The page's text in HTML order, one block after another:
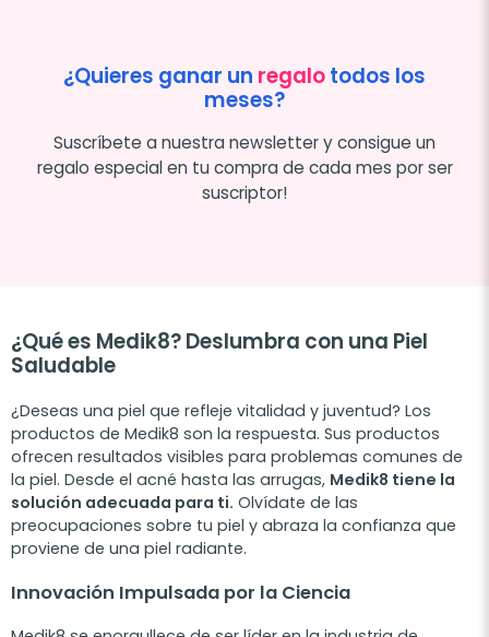
¿Quieres ganar un regalotodos los
meses?
Suscríbete a nuestra newsletter y consigue un
regalo especial en tu compra de cada mes por ser
suscriptor!
¿Qué es Medik8? Deslumbra con una Piel
Saludable
¿Deseas una piel que refleje vitalidad y juventud? Los
productos de Medik8 son la respuesta. Sus productos
ofrecen resultados visibles para problemas comunes de
la piel. Desde el acné hasta las arrugas, Medik8 tiene la
solución adecuada para ti. Olvídate de las
preocupaciones sobre tu piel y abraza la confianza que
proviene de una piel radiante.
Innovación Impulsada por la Ciencia